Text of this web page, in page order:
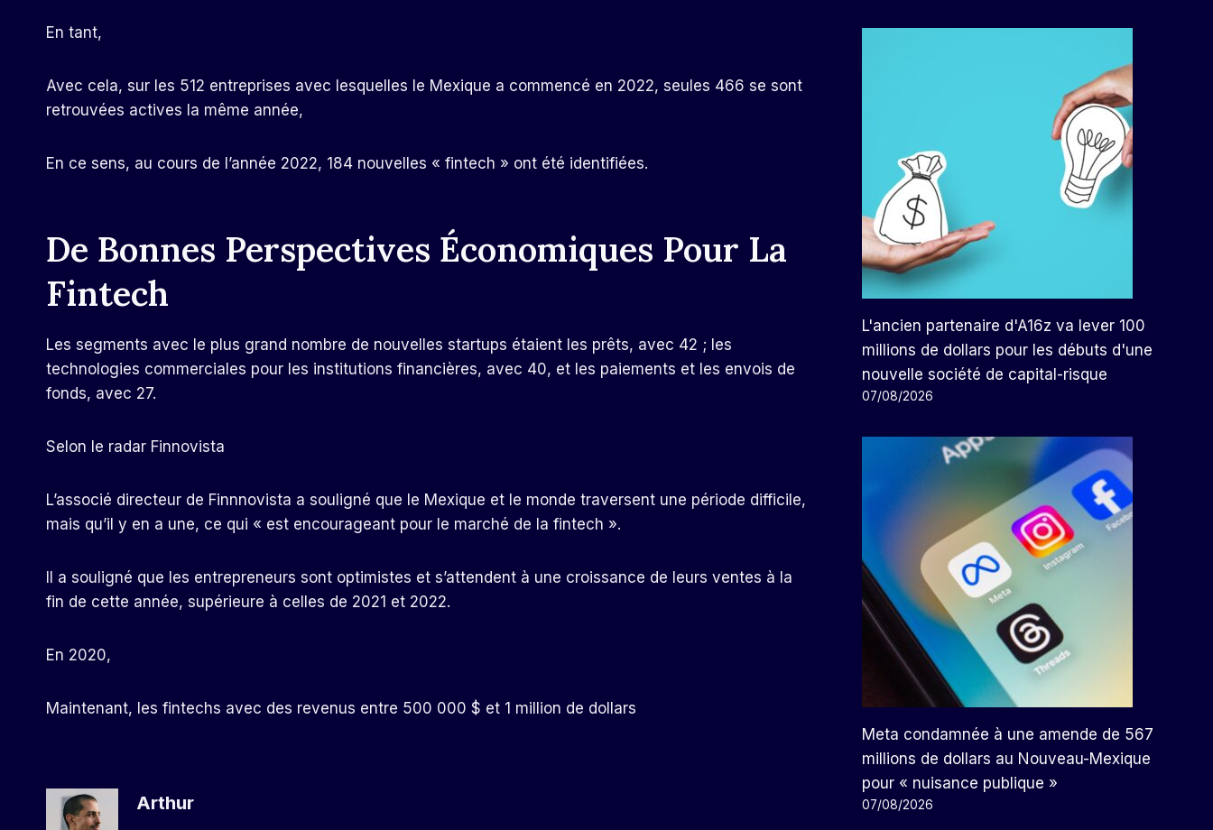
En tant,
Avec cela, sur les 512 entreprises avec lesquelles le Mexique a commencé en 2022, seules 466 se sont
retrouvées actives la même année,
En ce sens, au cours de l’année 2022, 184 nouvelles « fintech » ont été identifiées.
De Bonnes Perspectives Économiques Pour La
Fintech
Les segments avec le plus grand nombre de nouvelles startups étaient les prêts, avec 42 ; les
technologies commerciales pour les institutions financières, avec 40, et les paiements et les envois de
fonds, avec 27.
Selon le radar Finnovista
L’associé directeur de Finnnovista a souligné que le Mexique et le monde traversent une période difficile,
mais qu’il y en a une, ce qui « est encourageant pour le marché de la fintech ».
Il a souligné que les entrepreneurs sont optimistes et s’attendent à une croissance de leurs ventes à la
fin de cette année, supérieure à celles de 2021 et 2022.
En 2020,
Maintenant, les fintechs avec des revenus entre 500 000 $ et 1 million de dollars
Arthur
L'ancien partenaire d'A16z va lever 100
millions de dollars pour les débuts d'une
nouvelle société de capital-risque
07/08/2026
Meta condamnée à une amende de 567
millions de dollars au Nouveau-Mexique
pour « nuisance publique »
07/08/2026